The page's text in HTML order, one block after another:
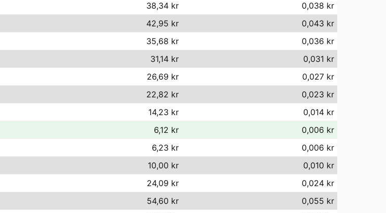
38,34 kr
0,038 kr
42,95 kr
0,043 kr
35,68 kr
0,036 kr
31,14 kr
0,031 kr
26,69 kr
0,027 kr
22,82 kr
0,023 kr
14,23 kr
0,014 kr
6,12 kr
0,006 kr
6,23 kr
0,006 kr
10,00 kr
0,010 kr
24,09 kr
0,024 kr
54,60 kr
0,055 kr